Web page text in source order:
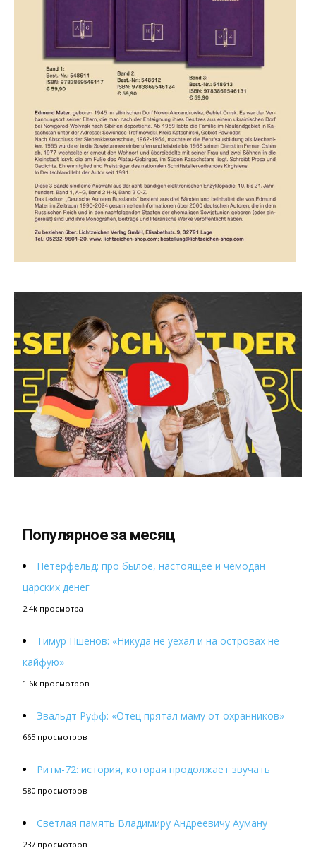
Популярное за месяц
Петерфельд: про былое, настоящее и чемодан
царских денег
2.4k просмотра
Тимур Пшенов: «Никуда не уехал и на островах не
кайфую»
1.6k просмотров
Эвальдт Руфф: «Отец прятал маму от охранников»
665 просмотров
Ритм-72: история, которая продолжает звучать
580 просмотров
Светлая память Владимиру Андреевичу Ауману
237 просмотров